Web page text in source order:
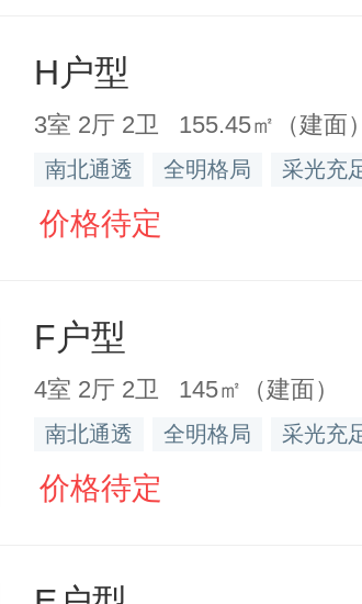
H户型
3室 2厅 2卫 155.45㎡（建面
南北通透 全明格局 采光充
价格待定
F户型
4室 2厅 2卫 145㎡（建面）
南北通透 全明格局 采光充
价格待定